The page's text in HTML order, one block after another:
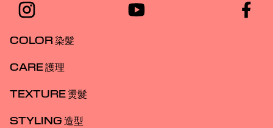
COLOR 染髮
CARE 護理
TEXTURE 燙髮
STYLING 造型